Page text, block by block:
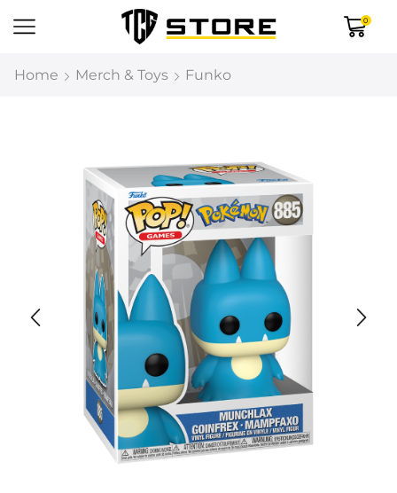
0
Home Merch & Toys Funko